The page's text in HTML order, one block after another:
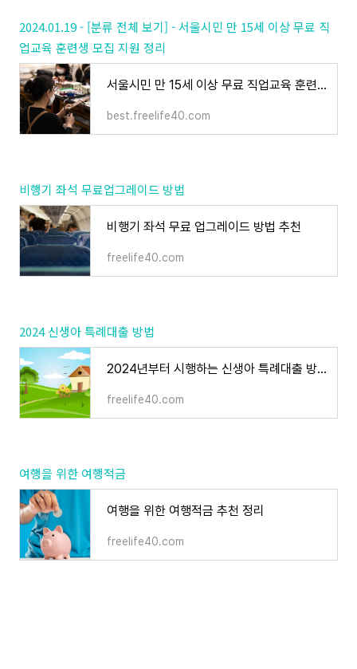
2024.01.19 - [분류 전체 보기] - 서울시민 만 15세 이상 무료 직
업교육 훈련생 모집 지원 정리
서울시민 만 15세 이상 무료 직업교육 훈련생 모집 지원 정리
best.freelife40.com
비행기 좌석 무료업그레이드 방법
비행기 좌석 무료 업그레이드 방법 추천
freelife40.com
2024 신생아 특례대출 방법
2024년부터 시행하는 신생아 특례대출 방법 한눈에 정리 추천
freelife40.com
여행을 위한 여행적금
여행을 위한 여행적금 추천 정리
freelife40.com